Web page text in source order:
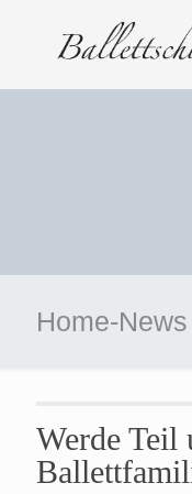
Home-News
Werde Teil